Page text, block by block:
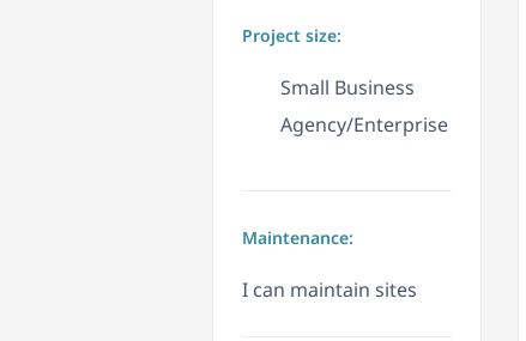
Project size:
Small Business
Agency/Enterprise
Maintenance:
I can maintain sites